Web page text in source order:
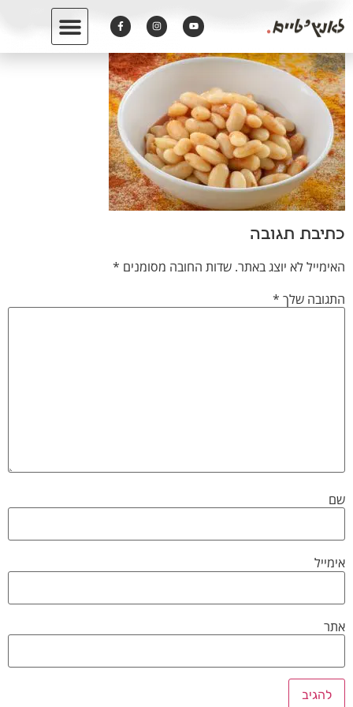
כתיבת תגובה
האימייל לא יוצג באתר. שדות החובה מסומנים *
התגובה שלך *
שם
אימייל
אתר